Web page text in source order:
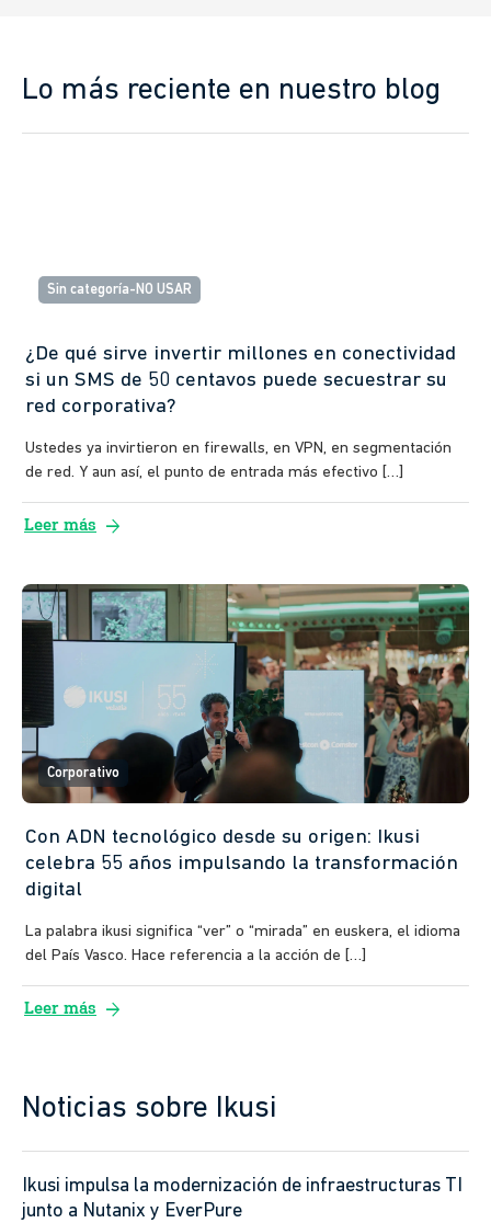
Lo más reciente en nuestro blog
Sin categoría-NO USAR
¿De qué sirve invertir millones en conectividad
si un SMS de 50 centavos puede secuestrar su
red corporativa?
Ustedes ya invirtieron en firewalls, en VPN, en segmentación
de red. Y aun así, el punto de entrada más efectivo […]
Leer más arrow_forward
Corporativo
Con ADN tecnológico desde su origen: Ikusi
celebra 55 años impulsando la transformación
digital
La palabra ikusi significa “ver” o “mirada” en euskera, el idioma
del País Vasco. Hace referencia a la acción de […]
Leer más arrow_forward
Noticias sobre Ikusi
Ikusi impulsa la modernización de infraestructuras TI
junto a Nutanix y EverPure